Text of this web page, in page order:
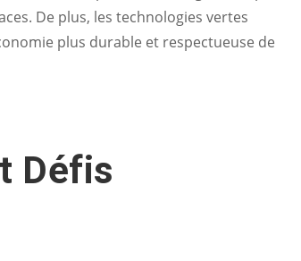
De plus, les technologies vertes
plus durable et respectueuse de
Défis